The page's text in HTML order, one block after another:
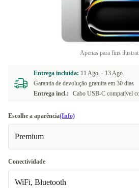
Apenas para fins
Entrega incluída: 11 Ago. - 13 Ago.
Garantia de devolução gratuita em 30 dias
Entrega incl.:
Cabo USB-C compatível
Escolhe a aparência(Info)
Premium
Conectividade
WiFi, Bluetooth